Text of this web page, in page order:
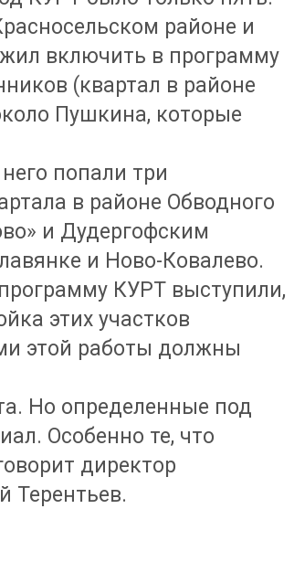
районе и
включить в программу
(квартал в районе
Пушкина, которые
попали три
в районе Обводного
и Дудергофским
и Ново-Ковалево.
КУРТ выступили,
этих участков
этой работы должны
Но определенные под
Особенно те, что
директор
Терентьев.